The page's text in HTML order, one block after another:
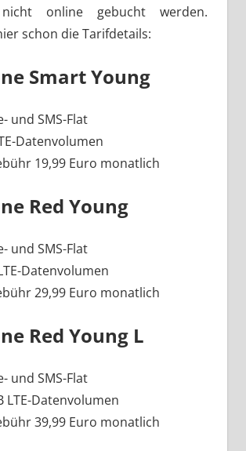
online gebucht werden.
schon die Tarifdetails:
Smart Young
und SMS-Flat
Datenvolumen
19,99 Euro monatlich
Red Young
und SMS-Flat
Datenvolumen
29,99 Euro monatlich
Red Young L
und SMS-Flat
LTE-Datenvolumen
39,99 Euro monatlich